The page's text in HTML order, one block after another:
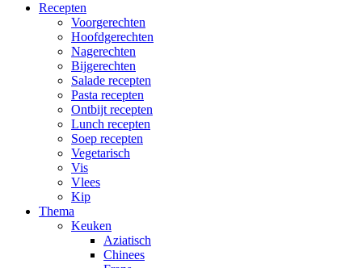
Recepten
Voorgerechten
Hoofdgerechten
Nagerechten
Bijgerechten
Salade recepten
Pasta recepten
Ontbijt recepten
Lunch recepten
Soep recepten
Vegetarisch
Vis
Vlees
Kip
Thema
Keuken
Aziatisch
Chinees